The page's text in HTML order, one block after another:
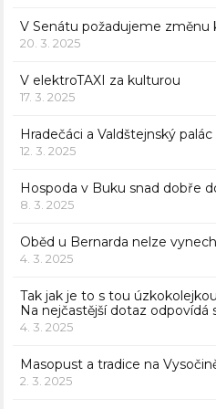
V Senátu požadujeme změnu
20. 3. 2025
V elektroTAXI za kulturou
17. 3. 2025
Hradečáci a Valdštejnský palác
12. 3. 2025
Hospoda v Buku snad dobře
8. 3. 2025
Oběd u Bernarda nelze
4. 3. 2025
Tak jak je to s tou
Na nejčastější dotaz odpovídá
4. 3. 2025
Masopust a tradice na
2. 3. 2025